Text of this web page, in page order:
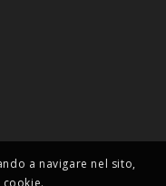
a navigare nel sito,